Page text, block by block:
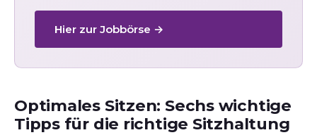
Hier zur Jobbörse →
Optimales Sitzen: Sechs wichtige
Tipps für die richtige Sitzhaltung